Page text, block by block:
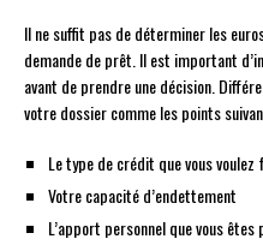
Il ne suffit pas de déterminer les
demande de prêt. Il est important
avant de prendre une décision.
votre dossier comme les points
Le type de crédit que vous voulez
Votre capacité d’endettement
L’apport personnel que vous